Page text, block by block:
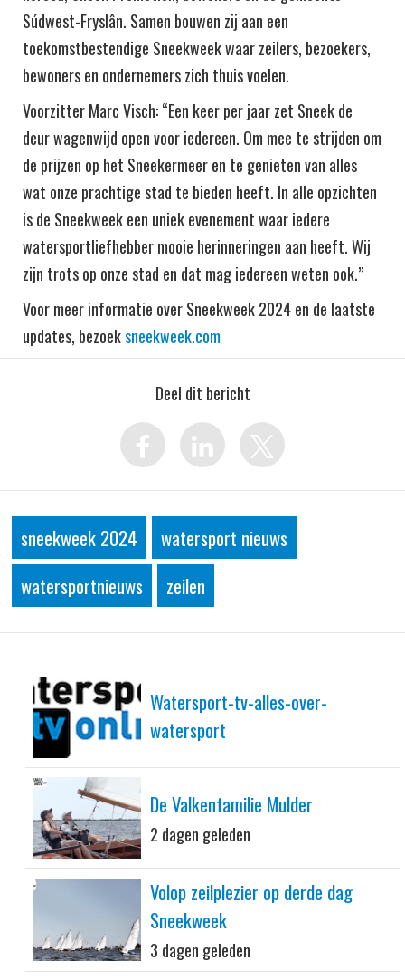
Súdwest-Fryslân. Samen bouwen zij aan een
toekomstbestendige Sneekweek waar zeilers, bezoekers,
bewoners en ondernemers zich thuis voelen.
Voorzitter Marc Visch: “Een keer per jaar zet Sneek de
deur wagenwijd open voor iedereen. Om mee te strijden om
de prijzen op het Sneekermeer en te genieten van alles
wat onze prachtige stad te bieden heeft. In alle opzichten
is de Sneekweek een uniek evenement waar iedere
watersportliefhebber mooie herinneringen aan heeft. Wij
zijn trots op onze stad en dat mag iedereen weten ook.”
Voor meer informatie over Sneekweek 2024 en de laatste
updates, bezoeksneekweek.com
Deel dit bericht
sneekweek 2024
watersport nieuws
watersportnieuws
zeilen
Watersport-tv-alles-over-
watersport
De Valkenfamilie Mulder
2 dagen geleden
Volop zeilplezier op derde dag
Sneekweek
3 dagen geleden